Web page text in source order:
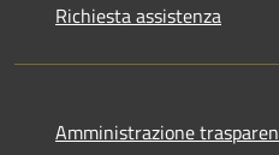
Richiesta assistenza
Amministrazione